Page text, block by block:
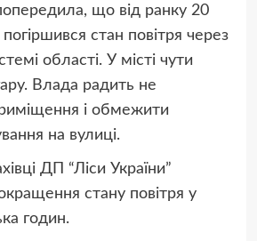
що від ранку 20
стан повітря через
області. У місті чути
Влада радить не
і обмежити
на вулиці.
ДП “Ліси України”
стану повітря у
годин.